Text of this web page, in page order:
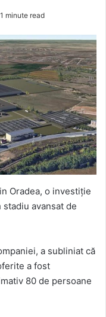
1 minute read
Oradea, o investiție
avansat de
a subliniat că
a fost
80 de persoane